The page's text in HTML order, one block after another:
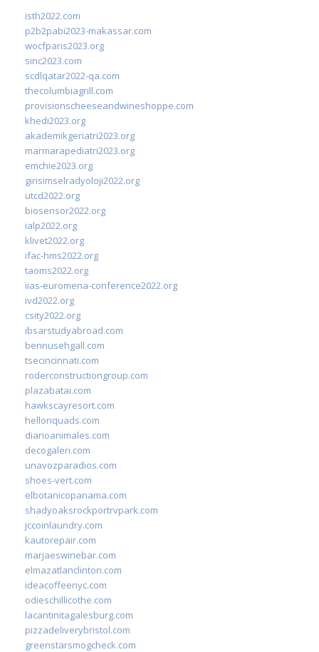
isth2022.com
p2b2pabi2023-makassar.com
wocfparis2023.org
sinc2023.com
scdlqatar2022-qa.com
thecolumbiagrill.com
provisionscheeseandwineshoppe.com
khedi2023.org
akademikgeriatri2023.org
marmarapediatri2023.org
emchie2023.org
girisimselradyoloji2022.org
utcd2022.org
biosensor2022.org
ialp2022.org
klivet2022.org
ifac-hms2022.org
taoms2022.org
iias-euromena-conference2022.org
ivd2022.org
csity2022.org
ibsarstudyabroad.com
bennusehgall.com
tsecincinnati.com
roderconstructiongroup.com
plazabatai.com
hawkscayresort.com
hellonquads.com
diarioanimales.com
decogaleri.com
unavozparadios.com
shoes-vert.com
elbotanicopanama.com
shadyoaksrockportrvpark.com
jccoinlaundry.com
kautorepair.com
marjaeswinebar.com
elmazatlanclinton.com
ideacoffeenyc.com
odieschillicothe.com
lacantinitagalesburg.com
pizzadeliverybristol.com
greenstarsmogcheck.com